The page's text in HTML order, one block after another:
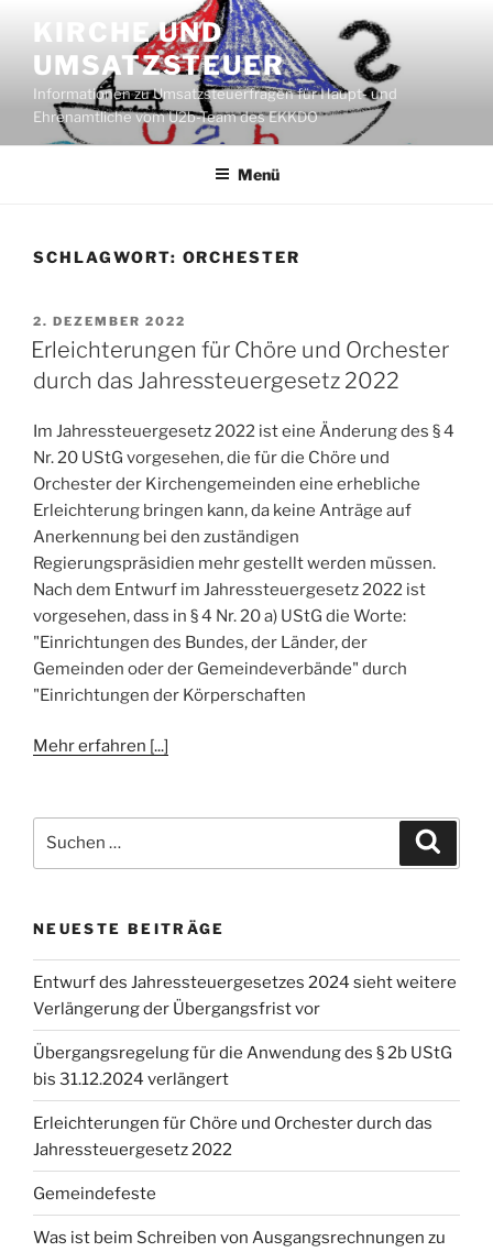
Inhalt
springen
KIRCHE UND
UMSATZSTEUER
Informationen zu Umsatzsteuerfragen für Haupt- und
Ehrenamtliche vom U2b-Team des EKKDO
Menü
SCHLAGWORT: ORCHESTER
VERÖFFENTLICHT
AM
2. DEZEMBER 2022
Erleichterungen für Chöre und Orchester
durch das Jahressteuergesetz 2022
Im Jahressteuergesetz 2022 ist eine Änderung des § 4
Nr. 20 UStG vorgesehen, die für die Chöre und
Orchester der Kirchengemeinden eine erhebliche
Erleichterung bringen kann, da keine Anträge auf
Anerkennung bei den zuständigen
Regierungspräsidien mehr gestellt werden müssen.
Nach dem Entwurf im Jahressteuergesetz 2022 ist
vorgesehen, dass in § 4 Nr. 20 a) UStG die Worte:
"Einrichtungen des Bundes, der Länder, der
Gemeinden oder der Gemeindeverbände" durch
"Einrichtungen der Körperschaften
Mehr erfahren [...]
nach:
NEUESTE BEITRÄGE
Entwurf des Jahressteuergesetzes 2024 sieht weitere
Verlängerung der Übergangsfrist vor
Übergangsregelung für die Anwendung des § 2b UStG
bis 31.12.2024 verlängert
Erleichterungen für Chöre und Orchester durch das
Jahressteuergesetz 2022
Gemeindefeste
Was ist beim Schreiben von Ausgangsrechnungen zu